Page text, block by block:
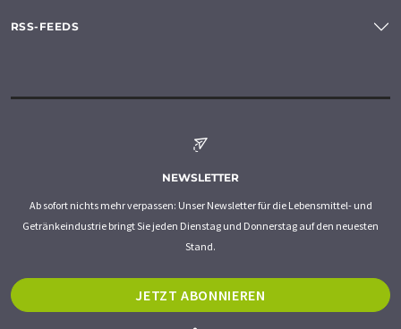
RSS-FEEDS
NEWSLETTER
Ab sofort nichts mehr verpassen: Unser Newsletter für die Lebensmittel- und
Getränkeindustrie bringt Sie jeden Dienstag und Donnerstag auf den neuesten
Stand.
JETZT ABONNIEREN